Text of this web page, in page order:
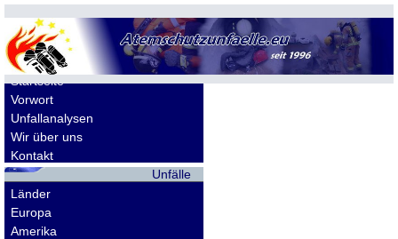
Allgemeines
Startseite
Vorwort
Unfallanalysen
Wir über uns
Kontakt
Unfälle
Länder
Europa
Amerika